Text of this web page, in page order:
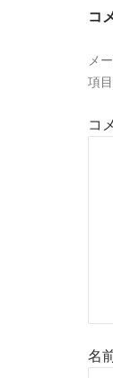
コ
メ
項
コ
名